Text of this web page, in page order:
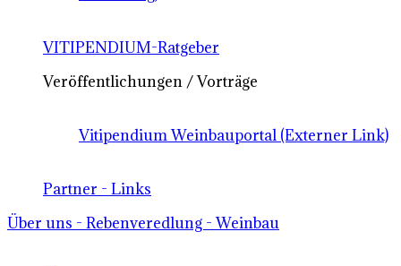
VITIPENDIUM-Ratgeber
Veröffentlichungen / Vorträge
Vitipendium Weinbauportal (Externer Link)
Partner - Links
Über uns - Rebenveredlung - Weinbau